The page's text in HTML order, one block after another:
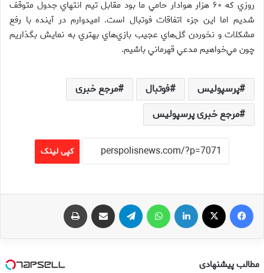
روزي كه ۶۰ هزار هوادار حامي ما بود مقابل تيم انتهاي جدول متوقف
شديم اما اين جزء اتفاقات فوتبال است. اميدوارم در آينده با رفع
مشكلات و نخوردن گل‌هاي عجيب بازي‌هاي بهتري به نمايش بگذاريم
چون مي‌خواهيم مدعي قهرماني باشيم.
پرسپولیس فوتبال
مرجع خبری
مرجع خبری پرسپولیس
کپی لینک
فیس بوک لینکدین تلگرام اشتراک گذاری از طریق ایمیل
مطالب پیشنهادی